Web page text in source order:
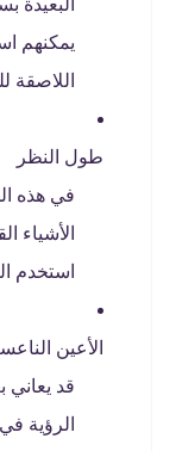
البعيدة
يمكنهم
اللاصقة
طول النظر
في هذه
الأشياء
استخدم
الأعين
قد
الرؤية